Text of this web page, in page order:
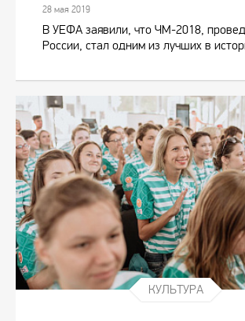
28 мая 2019
В УЕФА заявили, что ЧМ-2018,
России, стал одним из лучших в
КУЛЬТУРА